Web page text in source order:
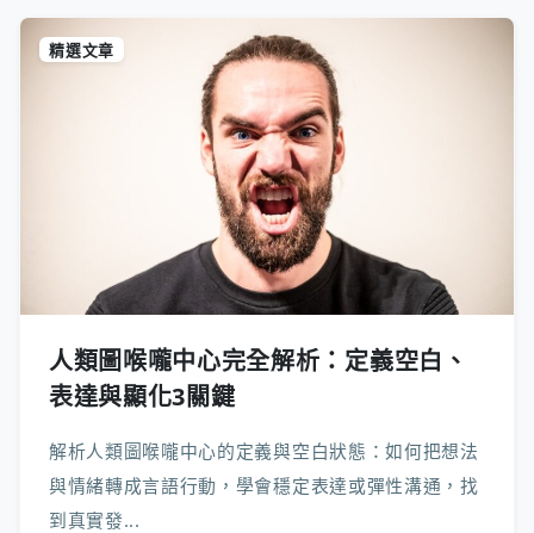
精選文章
人類圖喉嚨中心完全解析：定義空白、
表達與顯化3關鍵
解析人類圖喉嚨中心的定義與空白狀態：如何把想法
與情緒轉成言語行動，學會穩定表達或彈性溝通，找
到真實發...